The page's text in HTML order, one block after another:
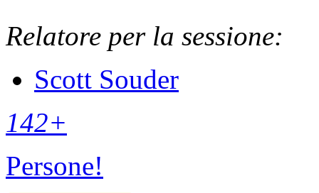
Relatore per la sessione:
Scott Souder
142+
Persone!